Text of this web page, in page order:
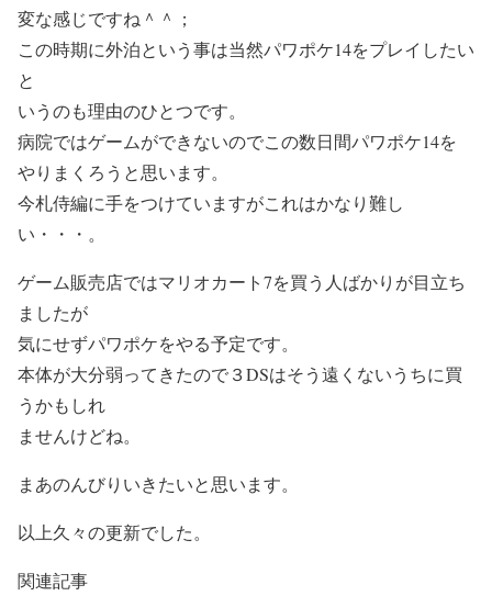
変な感じですね＾＾；
この時期に外泊という事は当然パワポケ14をプレイしたい
と
いうのも理由のひとつです。
病院ではゲームができないのでこの数日間パワポケ14を
やりまくろうと思います。
今札侍編に手をつけていますがこれはかなり難し
い・・・。
ゲーム販売店ではマリオカート7を買う人ばかりが目立ち
ましたが
気にせずパワポケをやる予定です。
本体が大分弱ってきたので３DSはそう遠くないうちに買
うかもしれ
ませんけどね。
まあのんびりいきたいと思います。
以上久々の更新でした。
関連記事